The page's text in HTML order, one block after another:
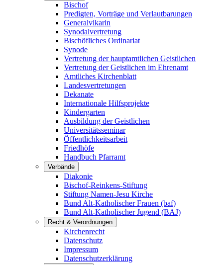
Bischof
Predigten, Vorträge und Verlautbarungen
Generalvikarin
Synodalvertretung
Bischöfliches Ordinariat
Synode
Vertretung der hauptamtlichen Geistlichen
Vertretung der Geistlichen im Ehrenamt
Amtliches Kirchenblatt
Landesvertretungen
Dekanate
Internationale Hilfsprojekte
Kindergarten
Ausbildung der Geistlichen
Universitätsseminar
Öffentlichkeitsarbeit
Friedhöfe
Handbuch Pfarramt
Verbände
Diakonie
Bischof-Reinkens-Stiftung
Stiftung Namen-Jesu Kirche
Bund Alt-Katholischer Frauen (baf)
Bund Alt-Katholischer Jugend (BAJ)
Recht & Verordnungen
Kirchenrecht
Datenschutz
Impressum
Datenschutzerklärung